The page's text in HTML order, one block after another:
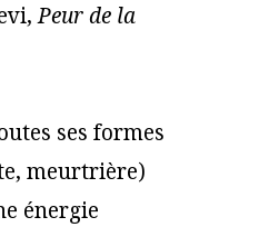
Peur de la
ses formes
meurtrière)
énergie